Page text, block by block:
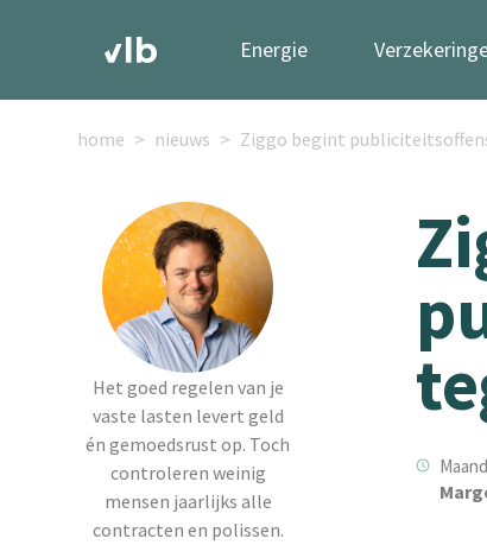
Energie
home nieuws Ziggo begint
Het goed regelen van je
vaste lasten levert geld
én gemoedsrust op. Toch
controleren weinig
mensen jaarlijks alle
contracten en polissen.